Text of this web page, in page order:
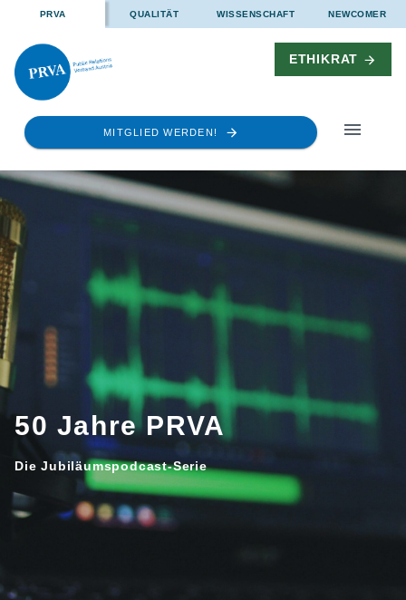
PRVA QUALITÄT WISSENSCHAFT NEWCOMER
ETHIKRAT
MITGLIED WERDEN!
50 Jahre PRVA
Die Jubiläumspodcast-Serie